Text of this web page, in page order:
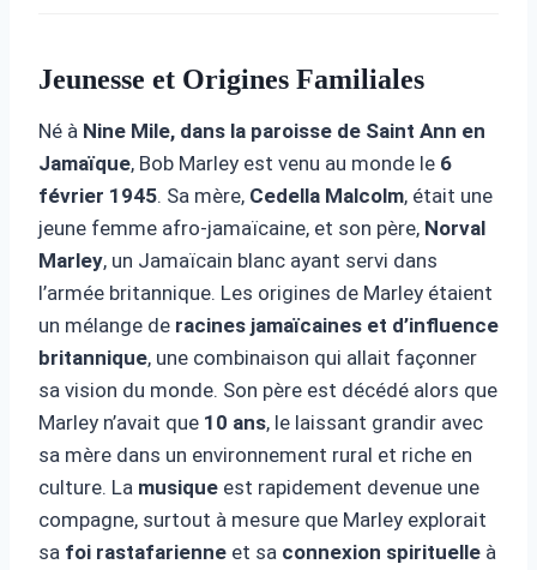
Jeunesse et Origines Familiales
Né à Nine Mile, dans la paroisse de Saint Ann en
Jamaïque, Bob Marley est venu au monde le 6
février 1945. Sa mère, Cedella Malcolm, était une
jeune femme afro-jamaïcaine, et son père, Norval
Marley, un Jamaïcain blanc ayant servi dans
l’armée britannique. Les origines de Marley étaient
un mélange de racines jamaïcaines et d’influence
britannique, une combinaison qui allait façonner
sa vision du monde. Son père est décédé alors que
Marley n’avait que 10 ans, le laissant grandir avec
sa mère dans un environnement rural et riche en
culture. La musique est rapidement devenue une
compagne, surtout à mesure que Marley explorait
sa foi rastafarienne et sa connexion spirituelle à